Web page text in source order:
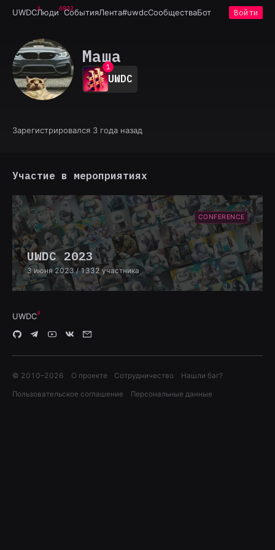
UWDCЛюди6932
СобытияЛента#uwdcСообществаБот Войти
Маша
0
1
2
3
6
UWDC
Зарегистрировался 3 года назад
Участие в мероприятиях
CONFERENCE
UWDC 2023
3 июня 2023 / 1332 участника
UWDC
© 2010–2026 О проекте Сотрудничество Нашли баг?
Пользовательское соглашение Персональные данные